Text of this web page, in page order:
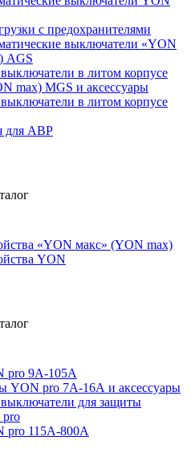
с предохранителями
выключатели «YON
AGS
в литом корпусе
max) MGS и аксессуары
в литом корпусе
для АВР
«YON макс» (YON max)
YON
pro 9А-105А
YON pro 7А-16А и аксессуары
для защиты
pro
pro 115А-800А